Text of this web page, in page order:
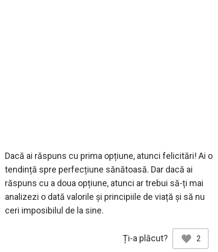
Dacă ai răspuns cu prima opțiune, atunci felicitări! Ai o
tendință spre perfecțiune sănătoasă. Dar dacă ai
răspuns cu a doua opțiune, atunci ar trebui să-ți mai
analizezi o dată valorile și principiile de viață și să nu
ceri imposibilul de la sine.
Ți-a plăcut? 2